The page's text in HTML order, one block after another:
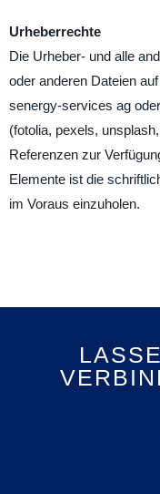
Urheberrechte
Die Urheber- und alle
oder anderen Dateien
senergy-services ag
(fotolia, pexels,
Referenzen zur
Elemente ist die
im Voraus einzuholen.